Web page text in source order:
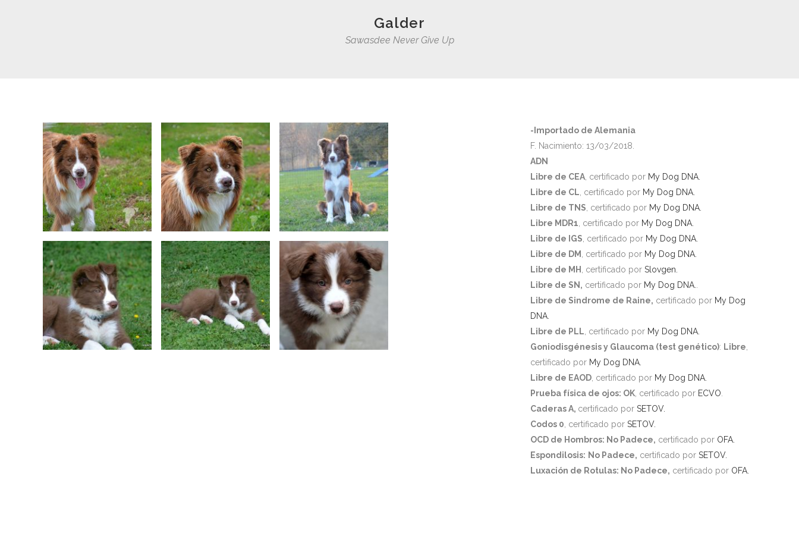
NAHI
Galder
Sawasdee Never Give Up
-Importado de Alemania
F. Nacimiento: 13/03/2018.
ADN
Libre de CEA, certificado por My Dog DNA.
Libre de CL , certificado por My Dog DNA.
Libre de TNS , certificado por My Dog DNA.
Libre MDR1 , certificado por My Dog DNA.
Libre de IGS , certificado por My Dog DNA.
Libre de DM
, certificado por My Dog DNA.
Libre de MH
, certificado por Slovgen.
Libre de SN, certificado por My Dog DNA.
Libre de Sindrome de Raine, certificado por My Dog
DNA.
Libre de PLL , certificado por My Dog DNA.
Goniodisgénesis y Glaucoma (test genético): Libre
certificado por My Dog DNA.
Libre de EAOD, certificado por My Dog DNA.
Prueba física de ojos: OK, certificado por ECVO
Caderas A, certificado por SETOV.
Codos 0 , certificado por SETOV.
OCD de Hombros: No Padece, certificado por OFA.
Espondilosis: No Padece, certificado por SETOV.
Luxación de Rotulas: No Padece, certificado por OFA.